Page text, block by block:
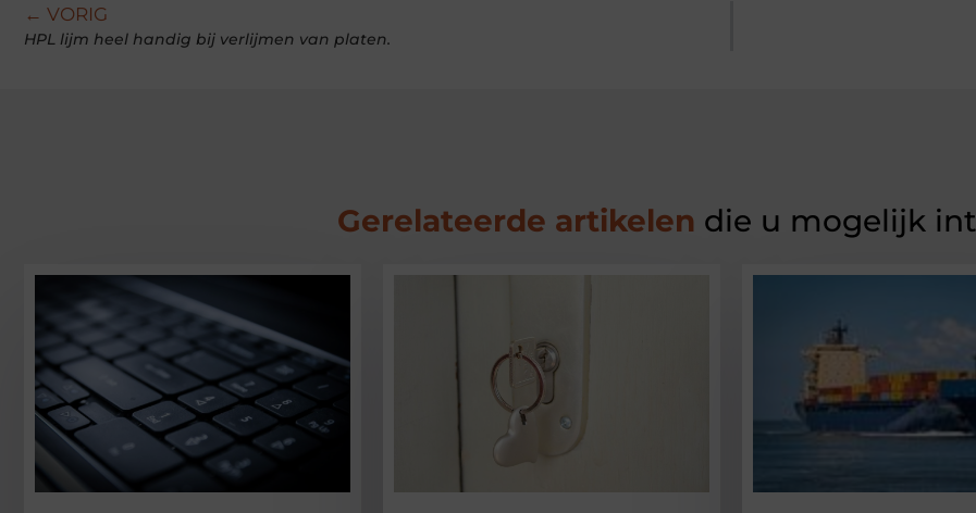
← VORIG
HPL lijm heel handig bij verlijmen van platen.
Gerelateerde artikelen die u mogelijk